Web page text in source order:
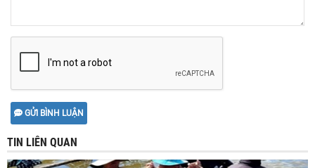
GỬI BÌNH LUẬN
TIN LIÊN QUAN